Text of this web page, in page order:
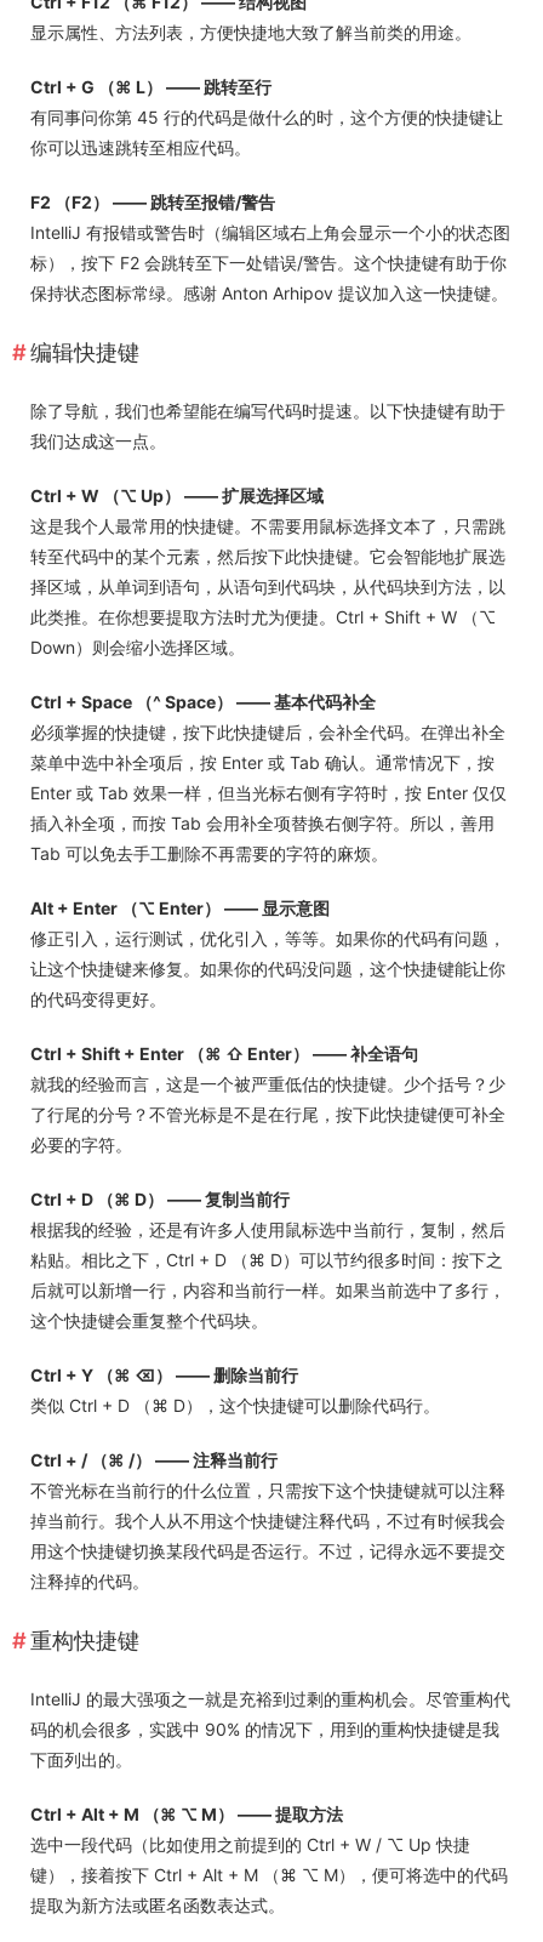
显示属性、方法列表，方便快捷地大致了解当前类的用途。
Ctrl + G （⌘ L） —— 跳转至行
有同事问你第 45 行的代码是做什么的时，这个方便的快捷键让
你可以迅速跳转至相应代码。
F2 （F2） —— 跳转至报错/警告
IntelliJ 有报错或警告时（编辑区域右上角会显示一个小的状态图
标），按下 F2 会跳转至下一处错误/警告。这个快捷键有助于你
保持状态图标常绿。感谢 Anton Arhipov 提议加入这一快捷键。
编辑快捷键
除了导航，我们也希望能在编写代码时提速。以下快捷键有助于
我们达成这一点。
Ctrl + W （⌥ Up） —— 扩展选择区域
这是我个人最常用的快捷键。不需要用鼠标选择文本了，只需跳
转至代码中的某个元素，然后按下此快捷键。它会智能地扩展选
择区域，从单词到语句，从语句到代码块，从代码块到方法，以
此类推。在你想要提取方法时尤为便捷。Ctrl + Shift + W （⌥
Down）则会缩小选择区域。
Ctrl + Space （^ Space） —— 基本代码补全
必须掌握的快捷键，按下此快捷键后，会补全代码。在弹出补全
菜单中选中补全项后，按 Enter 或 Tab 确认。通常情况下，按
Enter 或 Tab 效果一样，但当光标右侧有字符时，按 Enter 仅仅
插入补全项，而按 Tab 会用补全项替换右侧字符。所以，善用
Tab 可以免去手工删除不再需要的字符的麻烦。
Alt + Enter （⌥ Enter） —— 显示意图
修正引入，运行测试，优化引入，等等。如果你的代码有问题，
让这个快捷键来修复。如果你的代码没问题，这个快捷键能让你
的代码变得更好。
Ctrl + Shift + Enter （⌘ ⇧ Enter） —— 补全语句
就我的经验而言，这是一个被严重低估的快捷键。少个括号？少
了行尾的分号？不管光标是不是在行尾，按下此快捷键便可补全
必要的字符。
Ctrl + D （⌘ D） —— 复制当前行
根据我的经验，还是有许多人使用鼠标选中当前行，复制，然后
粘贴。相比之下，Ctrl + D （⌘ D）可以节约很多时间：按下之
后就可以新增一行，内容和当前行一样。如果当前选中了多行，
这个快捷键会重复整个代码块。
Ctrl + Y （⌘ ⌫） —— 删除当前行
类似 Ctrl + D （⌘ D），这个快捷键可以删除代码行。
Ctrl + / （⌘ /） —— 注释当前行
不管光标在当前行的什么位置，只需按下这个快捷键就可以注释
掉当前行。我个人从不用这个快捷键注释代码，不过有时候我会
用这个快捷键切换某段代码是否运行。不过，记得永远不要提交
注释掉的代码。
重构快捷键
IntelliJ 的最大强项之一就是充裕到过剩的重构机会。尽管重构代
码的机会很多，实践中 90% 的情况下，用到的重构快捷键是我
下面列出的。
Ctrl + Alt + M （⌘ ⌥ M） —— 提取方法
选中一段代码（比如使用之前提到的 Ctrl + W / ⌥ Up 快捷
键），接着按下 Ctrl + Alt + M （⌘ ⌥ M），便可将选中的代码
提取为新方法或匿名函数表达式。